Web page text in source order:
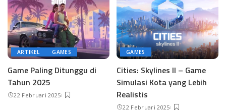
ARTIKEL GAMES
Game Paling Ditunggu di
Tahun 2025
22 Februari 2025
GAMES
Cities: Skylines II – Game
Simulasi Kota yang Lebih
Realistis
22 Februari 2025